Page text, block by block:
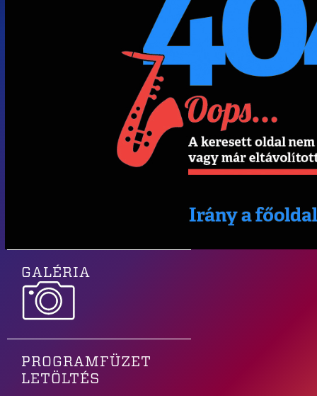
GALÉRIA
PROGRAMFÜZET
LETÖLTÉS